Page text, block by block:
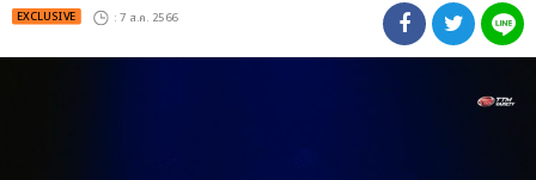
EXCLUSIVE : 7 ส.ค. 2566